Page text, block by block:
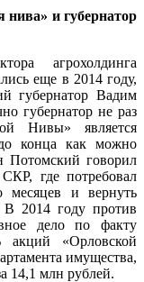
нива» и губернатор
агрохолдинга
еще в 2014 году,
губернатор Вадим
губернатор не раз
Нивы» является
конца как можно
Потомский говорил
где потребовал
месяцев и вернуть
В 2014 году против
дело по факту
акций «Орловской
имущества,
14,1 млн рублей.